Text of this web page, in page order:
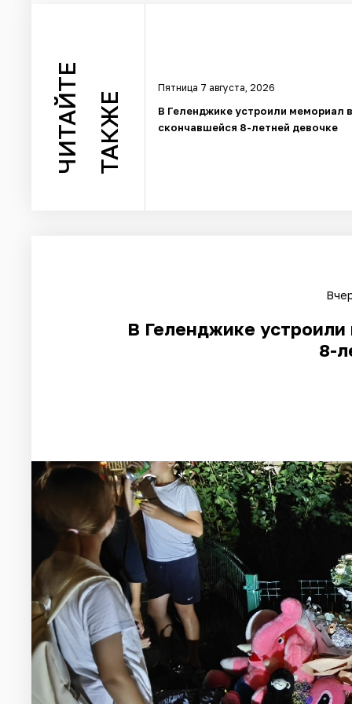
ЧИТАЙТЕ ТАКЖЕ
Пятница 7 августа, 2026
В Геленджике устроили мемориал
скончавшейся 8-летней девочке
В Геленджике
8-